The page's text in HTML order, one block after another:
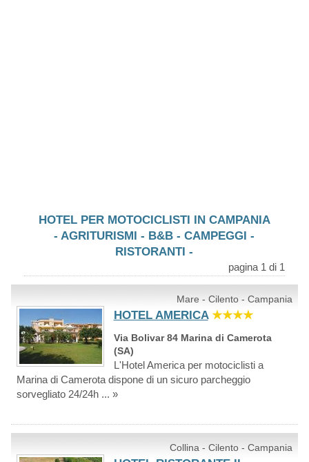
HOTEL PER MOTOCICLISTI IN CAMPANIA
- AGRITURISMI - B&B - CAMPEGGI -
RISTORANTI -
pagina 1 di 1
Mare - Cilento - Campania
HOTEL AMERICA ★★★★
Via Bolivar 84 Marina di Camerota
(SA)
L'Hotel America per motociclisti a
Marina di Camerota dispone di un sicuro parcheggio
sorvegliato 24/24h ... »
Collina - Cilento - Campania